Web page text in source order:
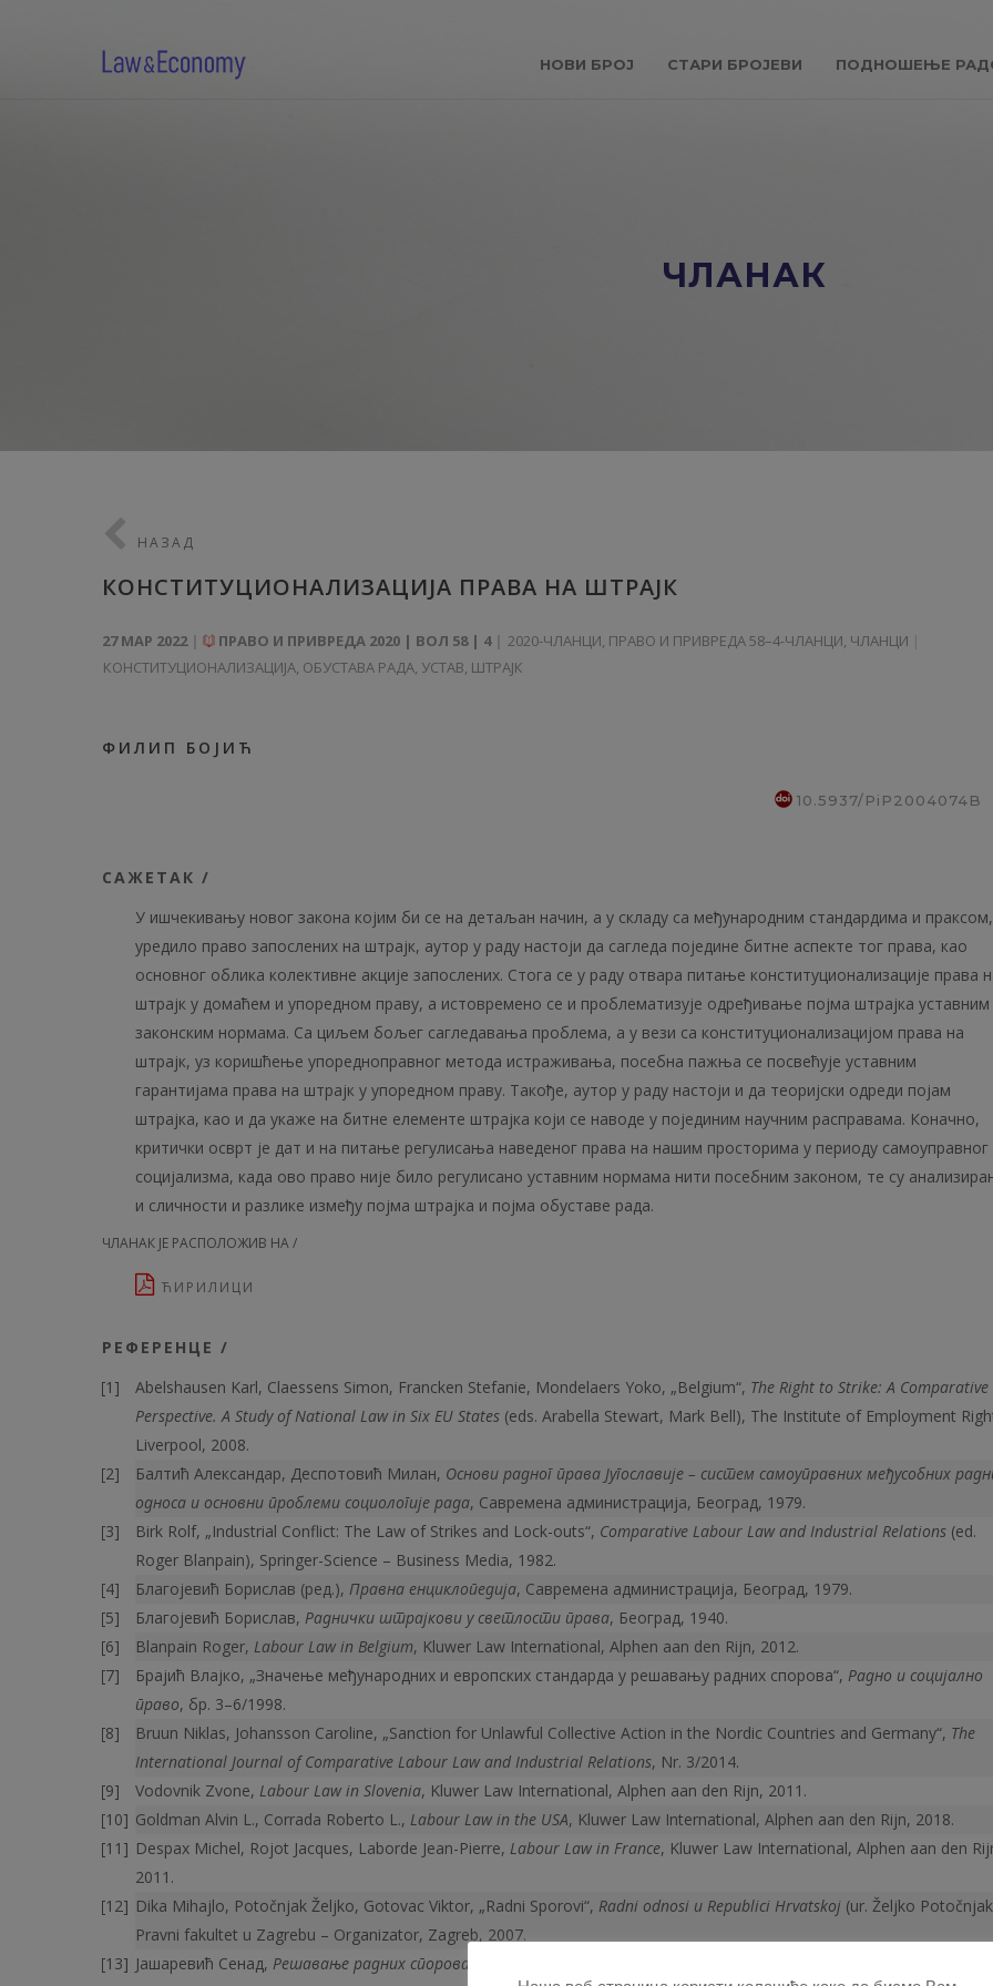
НОВИ БРОЈ СТАРИ БРОЈЕВИ ПОДНОШЕЊЕ
ЧЛАНАК
НАЗАД
КОНСТИТУЦИОНАЛИЗАЦИЈА ПРАВА НА ШТРАЈК
27 МАР 2022 ПРАВО И ПРИВРЕДА 2020 | ВОЛ 58 | 4 2020-ЧЛАНЦИ, ПРАВО И ПРИВРЕДА 58–4-ЧЛАНЦИ, ЧЛАНЦИ
КОНСТИТУЦИОНАЛИЗАЦИЈА, ОБУСТАВА РАДА, УСТАВ, ШТРАЈК
ФИЛИП БОЈИЋ
10.5937/PiP2004074B
САЖЕТАК /
У ишчекивању новог закона којим би се на детаљан начин, а у складу са међународним стандардима и праксом,
уредило право запослених на штрајк, аутор у раду настоји да сагледа поједине битне аспекте тог права, као
основног облика колективне акције запослених. Стога се у раду отвара питање конституционализације права
штрајк у домаћем и упоредном праву, а истовремено се и проблематизује одређивање појма штрајка
законским нормама. Са циљем бољег сагледавања проблема, а у вези са конституционализацијом права на
штрајк, уз коришћење упоредноправног метода истраживања, посебна пажња се посвећује уставним
гарантијама права на штрајк у упоредном праву. Такође, аутор у раду настоји и да теоријски одреди појам
штрајка, као и да укаже на битне елементе штрајка који се наводе у појединим научним расправама. Коначно,
критички осврт је дат и на питање регулисања наведеног права на нашим просторима у периоду самоуправног
социјализма, када ово право није било регулисано уставним нормама нити посебним законом, те су
и сличности и разлике између појма штрајка и појма обуставе рада.
ЧЛАНАК ЈЕ РАСПОЛОЖИВ НА /
ЋИРИЛИЦИ
РЕФЕРЕНЦЕ /
Abelshausen Karl, Claessens Simon, Francken Stefanie, Mondelaers Yoko, „Belgium“, The Right to Strike:A Comparative
Perspective.A Study of National Law in Six EU States (eds. Arabella Stewart, Mark Bell), The Institute of Employment
Liverpool, 2008.
Балтић Александар, Деспотовић Милан, Основи радног права Југославије – систем самоуправних међусобних
односа и основни проблеми социологије рада, Савремена администрација, Београд, 1979.
Birk Rolf, „Industrial Conflict: The Law of Strikes and Lock-outs“, Comparative Labour Law and Industrial Relations (ed.
Roger Blanpain), Springer-Science – Business Media, 1982.
Благојевић Борислав (ред.), Правна енциклопедија, Савремена администрација, Београд, 1979.
Благојевић Борислав, Раднички штрајкови у светлости права, Београд, 1940.
Blanpain Roger, Labour Law in Belgium, Kluwer Law International, Alphen aan den Rijn, 2012.
Брајић Влајко, „Значење међународних и европских стандарда у решавању радних спорова“, Радно и социјално
право, бр. 3–6/1998.
Bruun Niklas, Johansson Caroline, „Sanction for Unlawful Collective Action in the Nordic Countries and Germany“, The
International Journal of Comparative Labour Law and Industrial Relations, Nr. 3/2014.
Vodovnik Zvone, Labour Law in Slovenia, Kluwer Law International, Alphen aan den Rijn, 2011.
Goldman Аlvin L., Corrada Roberto L., Labour Law in the USA, Kluwer Law International, Alphen aan den Rijn, 2018.
Despax Michel, Rojot Jacques, Laborde Jean-Pierre, Labour Law in France, Kluwer Law International, Alphen aan den
2011.
Dika Mihajlo, Potočnjak Željko, Gotovac Viktor, „Radni Sporovi“, Radni odnosi u Republici Hrvatskoj (ur. Željko
Pravni fakultet u Zagrebu – Organizator, Zagreb, 2007.
Јашаревић Сенад, Решавање радних спорова мирним путем у теорији и пракси